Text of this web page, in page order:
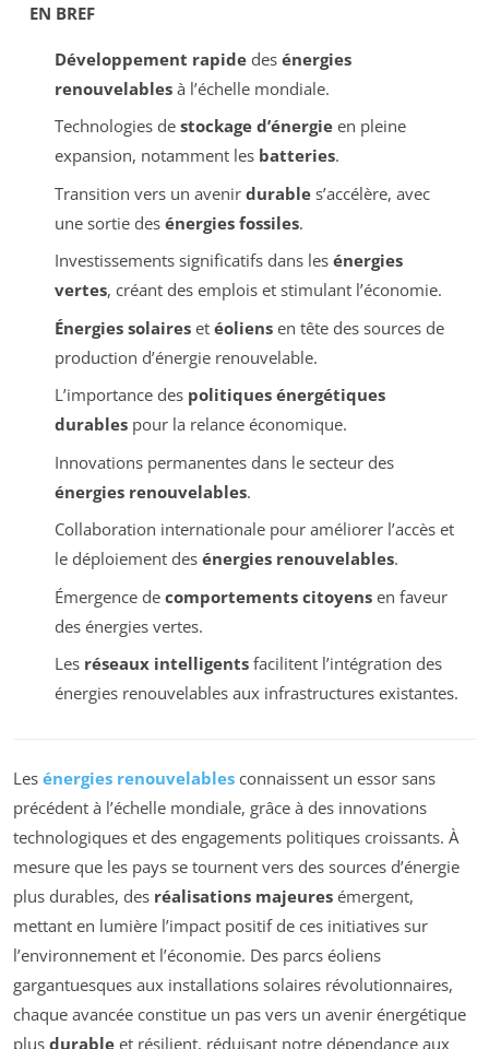
EN BREF
Développement rapidedes énergies
renouvelablesà l’échelle mondiale.
Technologies de stockage d’énergieen pleine
expansion, notamment les batteries.
Transition vers un avenir durables’accélère, avec
une sortie des énergies fossiles.
Investissements significatifs dans les énergies
vertes, créant des emplois et stimulant l’économie.
Énergies solaireset éoliensen tête des sources de
production d’énergie renouvelable.
L’importance des politiques énergétiques
durablespour la relance économique.
Innovations permanentes dans le secteur des
énergies renouvelables.
Collaboration internationale pour améliorer l’accès et
le déploiement des énergies renouvelables.
Émergence de comportements citoyensen faveur
des énergies vertes.
Les réseaux intelligentsfacilitent l’intégration des
énergies renouvelables aux infrastructures existantes.
Les énergies renouvelables connaissent un essor sans
précédent à l’échelle mondiale, grâce à des innovations
technologiques et des engagements politiques croissants. À
mesure que les pays se tournent vers des sources d’énergie
plus durables, des réalisations majeures émergent,
mettant en lumière l’impact positif de ces initiatives sur
l’environnement et l’économie. Des parcs éoliens
gargantuesques aux installations solaires révolutionnaires,
chaque avancée constitue un pas vers un avenir énergétique
plus durable et résilient, réduisant notre dépendance aux